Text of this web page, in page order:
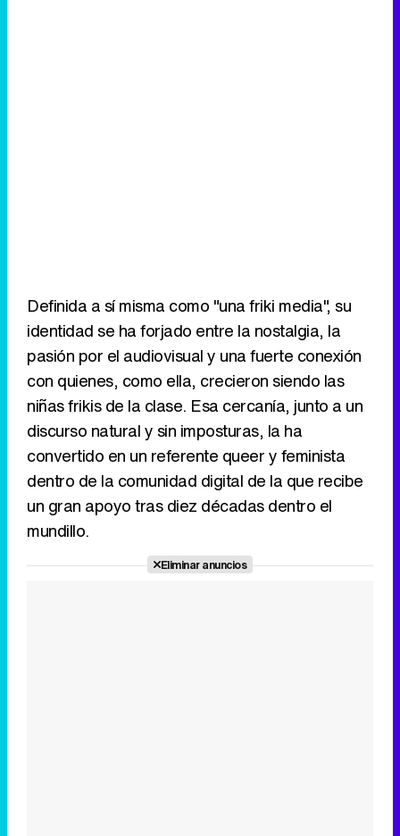
Definida a sí misma como "una friki media", su
identidad se ha forjado entre la nostalgia, la
pasión por el audiovisual y una fuerte conexión
con quienes, como ella, crecieron siendo las
niñas frikis de la clase. Esa cercanía, junto a un
discurso natural y sin imposturas, la ha
convertido en un referente queer y feminista
dentro de la comunidad digital de la que recibe
un gran apoyo tras diez décadas dentro el
mundillo.
Eliminar anuncios